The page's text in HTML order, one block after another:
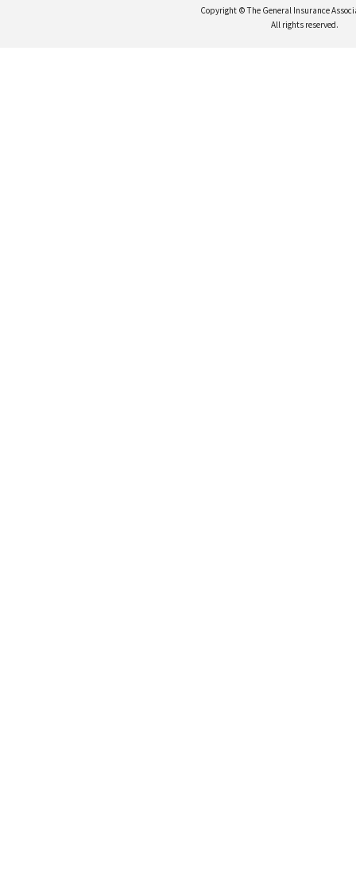
Copyright © The General Insurance
All rights reserved.